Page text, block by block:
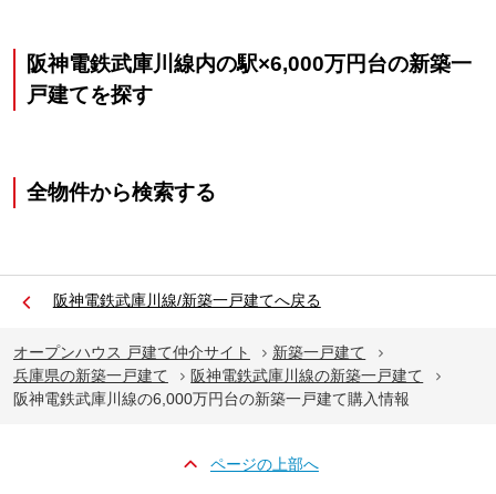
阪神電鉄武庫川線内の駅×6,000万円台の新築一
戸建てを探す
全物件から検索する
阪神電鉄武庫川線/新築一戸建てへ戻る
オープンハウス 戸建て仲介サイト
新築一戸建て
兵庫県の新築一戸建て
阪神電鉄武庫川線の新築一戸建て
阪神電鉄武庫川線の6,000万円台の新築一戸建て購入情報
ページの上部へ